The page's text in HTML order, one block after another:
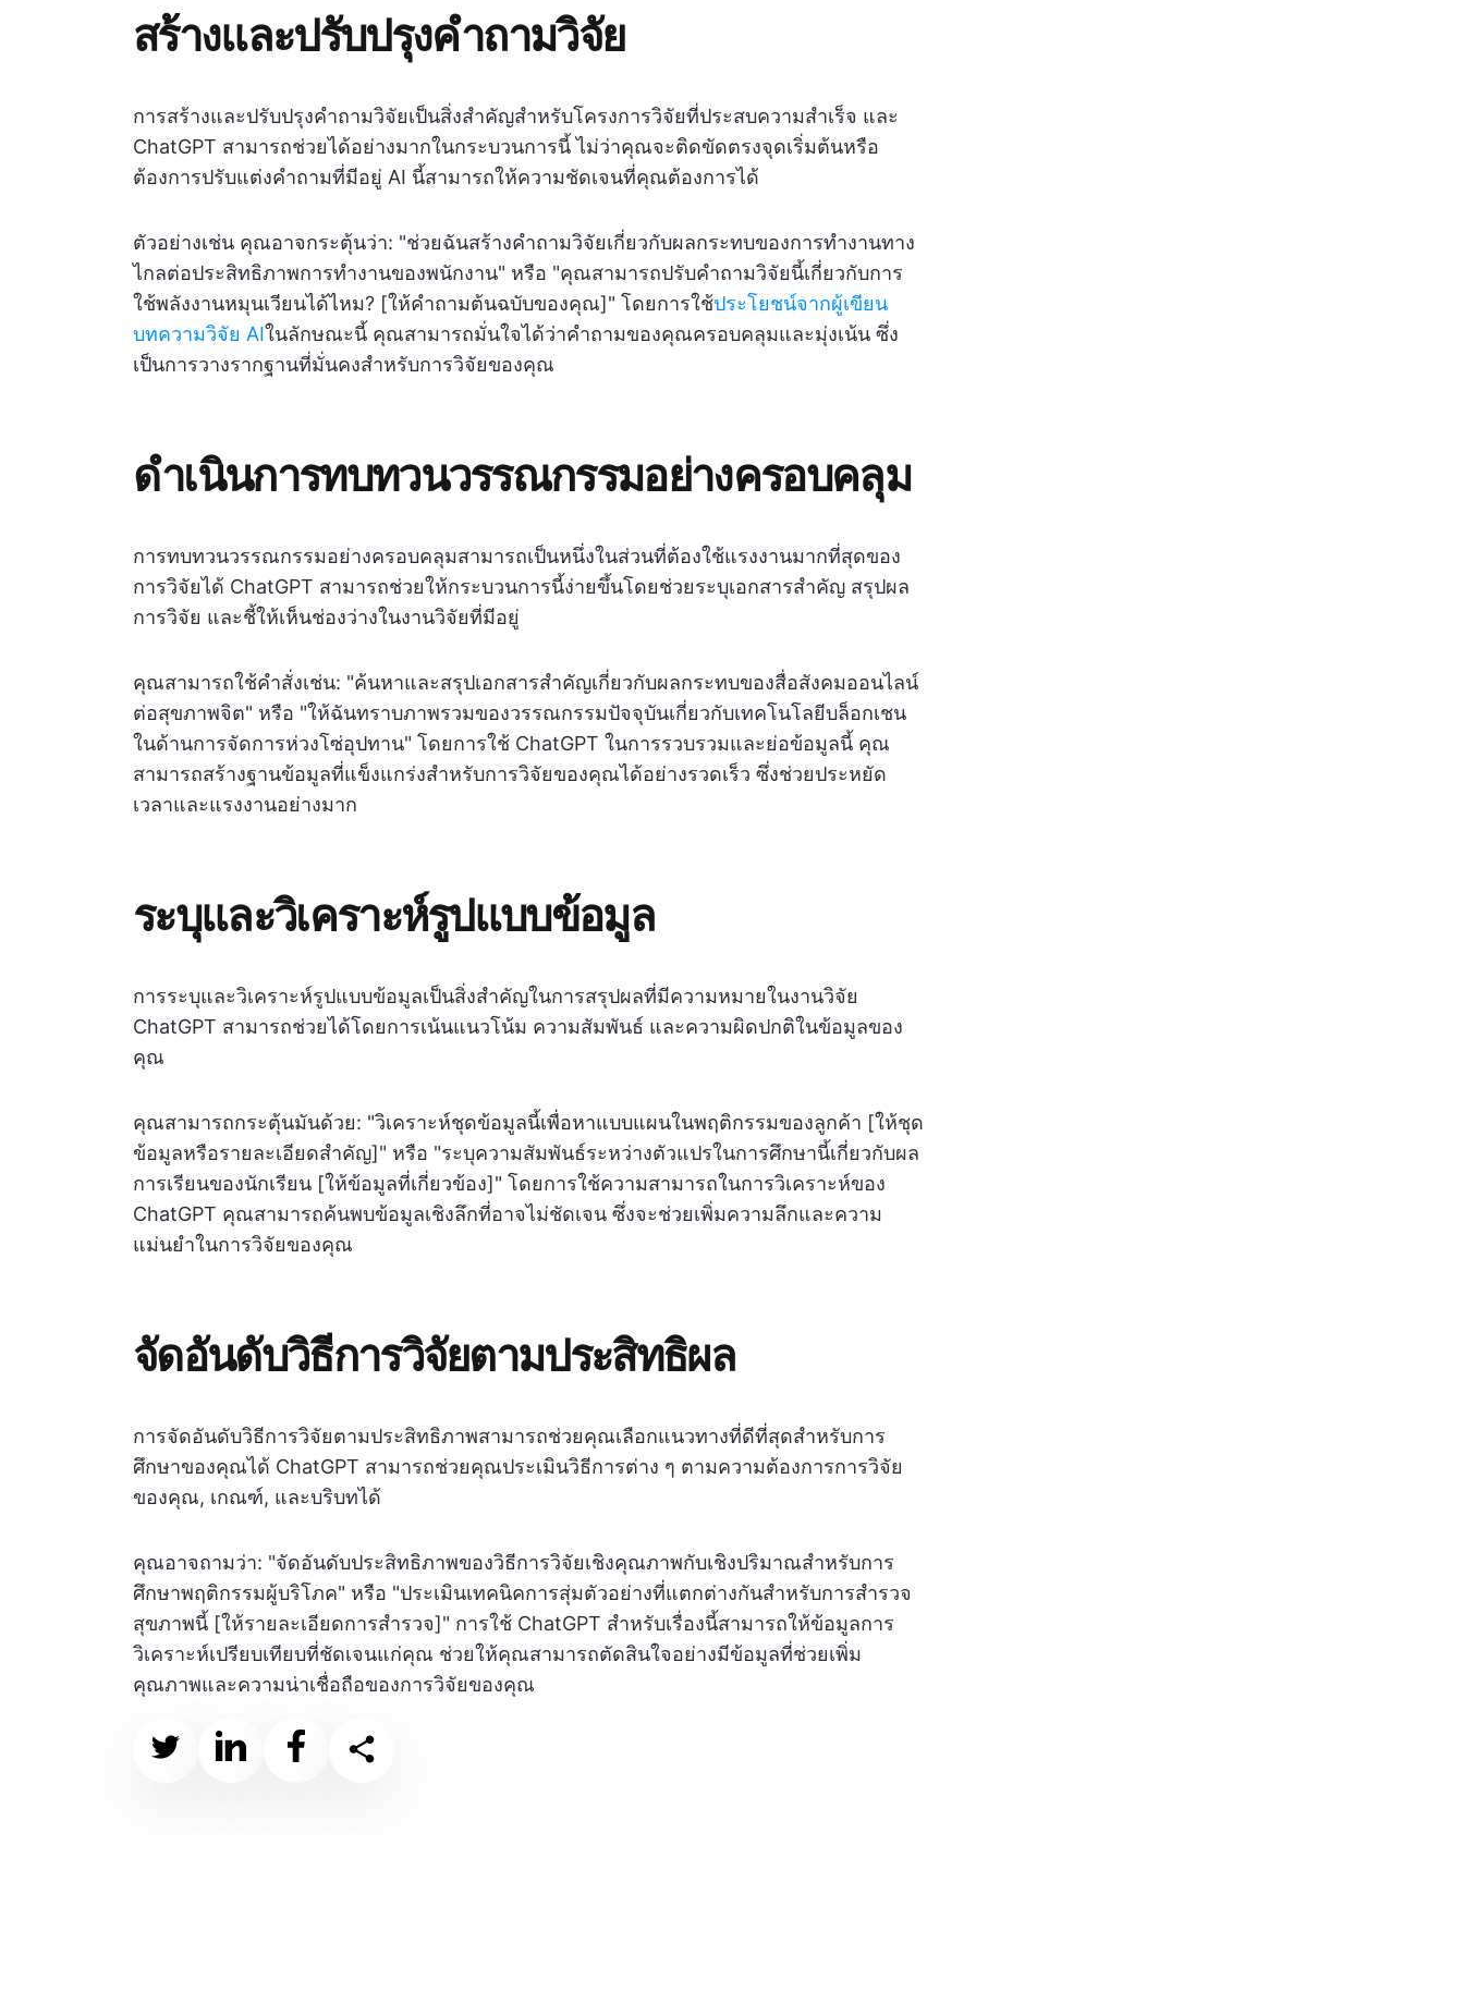
สร้างและปรับปรุงคำถามวิจัย
การสร้างและปรับปรุงคำถามวิจัยเป็นสิ่งสำคัญสำหรับโครงการวิจัยที่ประสบความสำเร็จ และ
ChatGPT สามารถช่วยได้อย่างมากในกระบวนการนี้ ไม่ว่าคุณจะติดขัดตรงจุดเริ่มต้นหรือ
ต้องการปรับแต่งคำถามที่มีอยู่ AI นี้สามารถให้ความชัดเจนที่คุณต้องการได้
ตัวอย่างเช่น คุณอาจกระตุ้นว่า: "ช่วยฉันสร้างคำถามวิจัยเกี่ยวกับผลกระทบของการทำงานทาง
ไกลต่อประสิทธิภาพการทำงานของพนักงาน" หรือ "คุณสามารถปรับคำถามวิจัยนี้เกี่ยวกับการ
ใช้พลังงานหมุนเวียนได้ไหม? [ให้คำถามต้นฉบับของคุณ]" โดยการใช้ประโยชน์จากผู้เขียน
บทความวิจัย AIในลักษณะนี้ คุณสามารถมั่นใจได้ว่าคำถามของคุณครอบคลุมและมุ่งเน้น ซึ่ง
เป็นการวางรากฐานที่มั่นคงสำหรับการวิจัยของคุณ
ดำเนินการทบทวนวรรณกรรมอย่างครอบคลุม
การทบทวนวรรณกรรมอย่างครอบคลุมสามารถเป็นหนึ่งในส่วนที่ต้องใช้แรงงานมากที่สุดของ
การวิจัยได้ ChatGPT สามารถช่วยให้กระบวนการนี้ง่ายขึ้นโดยช่วยระบุเอกสารสำคัญ สรุปผล
การวิจัย และชี้ให้เห็นช่องว่างในงานวิจัยที่มีอยู่
คุณสามารถใช้คำสั่งเช่น: "ค้นหาและสรุปเอกสารสำคัญเกี่ยวกับผลกระทบของสื่อสังคมออนไลน์
ต่อสุขภาพจิต" หรือ "ให้ฉันทราบภาพรวมของวรรณกรรมปัจจุบันเกี่ยวกับเทคโนโลยีบล็อกเชน
ในด้านการจัดการห่วงโซ่อุปทาน" โดยการใช้ ChatGPT ในการรวบรวมและย่อข้อมูลนี้ คุณ
สามารถสร้างฐานข้อมูลที่แข็งแกร่งสำหรับการวิจัยของคุณได้อย่างรวดเร็ว ซึ่งช่วยประหยัด
เวลาและแรงงานอย่างมาก
ระบุและวิเคราะห์รูปแบบข้อมูล
การระบุและวิเคราะห์รูปแบบข้อมูลเป็นสิ่งสำคัญในการสรุปผลที่มีความหมายในงานวิจัย
ChatGPT สามารถช่วยได้โดยการเน้นแนวโน้ม ความสัมพันธ์ และความผิดปกติในข้อมูลของ
คุณ
คุณสามารถกระตุ้นมันด้วย: "วิเคราะห์ชุดข้อมูลนี้เพื่อหาแบบแผนในพฤติกรรมของลูกค้า [ให้ชุด
ข้อมูลหรือรายละเอียดสำคัญ]" หรือ "ระบุความสัมพันธ์ระหว่างตัวแปรในการศึกษานี้เกี่ยวกับผล
การเรียนของนักเรียน [ให้ข้อมูลที่เกี่ยวข้อง]" โดยการใช้ความสามารถในการวิเคราะห์ของ
ChatGPT คุณสามารถค้นพบข้อมูลเชิงลึกที่อาจไม่ชัดเจน ซึ่งจะช่วยเพิ่มความลึกและความ
แม่นยำในการวิจัยของคุณ
จัดอันดับวิธีการวิจัยตามประสิทธิผล
การจัดอันดับวิธีการวิจัยตามประสิทธิภาพสามารถช่วยคุณเลือกแนวทางที่ดีที่สุดสำหรับการ
ศึกษาของคุณได้ ChatGPT สามารถช่วยคุณประเมินวิธีการต่าง ๆ ตามความต้องการการวิจัย
ของคุณ, เกณฑ์, และบริบทได้
คุณอาจถามว่า: "จัดอันดับประสิทธิภาพของวิธีการวิจัยเชิงคุณภาพกับเชิงปริมาณสำหรับการ
ศึกษาพฤติกรรมผู้บริโภค" หรือ "ประเมินเทคนิคการสุ่มตัวอย่างที่แตกต่างกันสำหรับการสำรวจ
สุขภาพนี้ [ให้รายละเอียดการสำรวจ]" การใช้ ChatGPT สำหรับเรื่องนี้สามารถให้ข้อมูลการ
วิเคราะห์เปรียบเทียบที่ชัดเจนแก่คุณ ช่วยให้คุณสามารถตัดสินใจอย่างมีข้อมูลที่ช่วยเพิ่ม
คุณภาพและความน่าเชื่อถือของการวิจัยของคุณ